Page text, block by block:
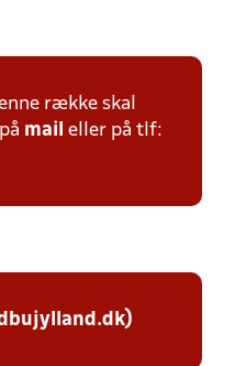
række skal
mail eller på tlf: